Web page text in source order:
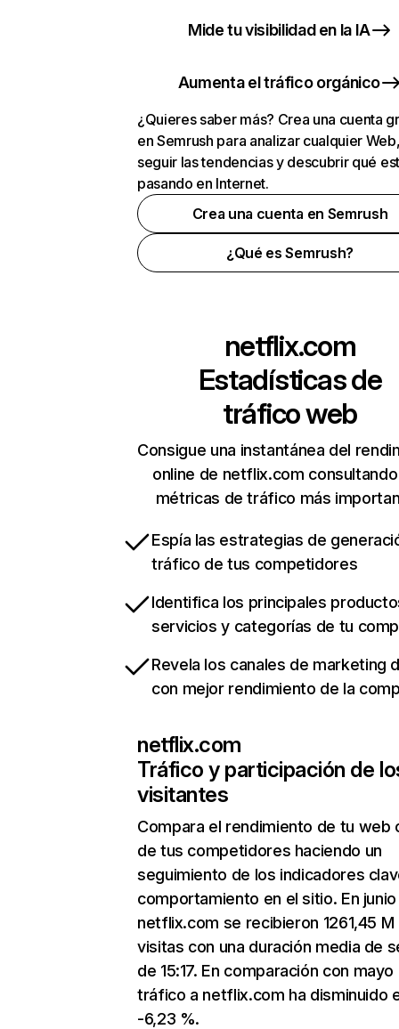
Mide tu visibilidad en la IA
Aumenta el tráfico orgánico
¿Quieres saber más? Crea una cuenta
en Semrush para analizar cualquier
seguir las tendencias y descubrir qué
pasando en Internet.
Crea una cuenta en Semrush
¿Qué es Semrush?
netflix.com
Estadísticas de
tráfico web
Consigue una instantánea del
online de netflix.com
métricas de tráfico más
Espía las estrategias de
tráfico de tus competidores
Identifica los principales
servicios y categorías de tu
Revela los canales de marketing
con mejor rendimiento de la
netflix.com
Tráfico y participación de
visitantes
Compara el rendimiento de tu web
de tus competidores haciendo un
seguimiento de los indicadores
comportamiento en el sitio. En junio
netflix.com se recibieron 1261,45 M
visitas con una duración media de
de 15:17. En comparación con mayo
tráfico a netflix.com ha disminuido
-6,23 %.